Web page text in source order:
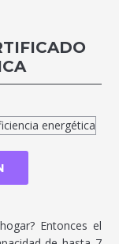
Entonces el